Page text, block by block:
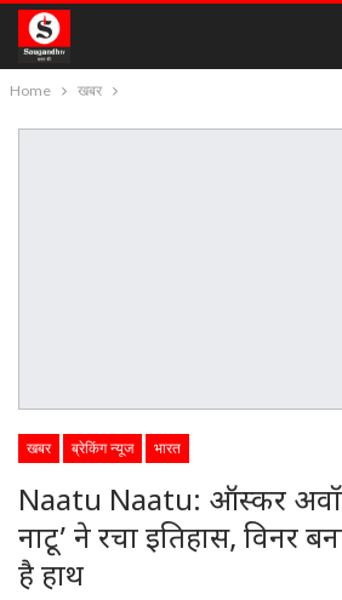
Home खबर
खबर ब्रेकिंग न्यूज भारत
Naatu Naatu: ऑस्कर
नाटू’ ने रचा इतिहास, विनर
है हाथ